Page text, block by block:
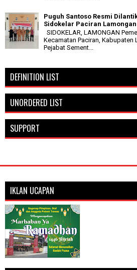
Puguh Santoso Resmi
Sidokelar Paciran Lamongan
SIDOKELAR, LAMONGAN
Kecamatan Paciran,
Pejabat Sement...
DEFINITION LIST
UNORDERED LIST
SUPPORT
IKLAN UCAPAN